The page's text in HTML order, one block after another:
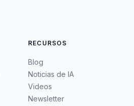
RECURSOS
Blog
Noticias de IA
Videos
Newsletter